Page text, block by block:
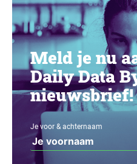
Meld je nu
Daily Data
nieuwsbrief!
Je voor & achternaam